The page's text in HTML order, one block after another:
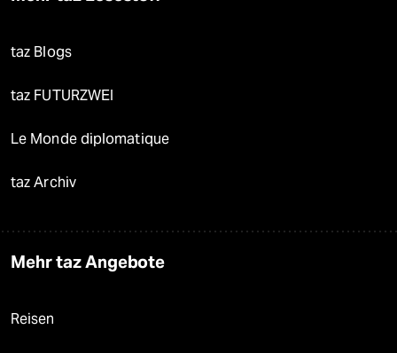
taz Blogs
taz FUTURZWEI
Le Monde diplomatique
taz Archiv
Mehr taz Angebote
Reisen